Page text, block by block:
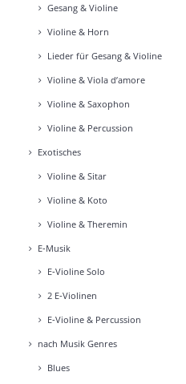
Gesang & Vio­li­ne
Vio­li­ne & Horn
Lie­der für Gesang & Vio­li­ne
Vio­li­ne & Vio­la d’a­mo­re
Vio­li­ne & Saxo­phon
Vio­li­ne & Per­cus­sion
Exo­ti­sches
Vio­li­ne & Sitar
Vio­li­ne & Koto
Vio­li­ne & The­re­min
E‑Musik
E‑Violine Solo
2 E‑Violinen
E‑Violine & Per­cus­sion
nach Musik Gen­res
Blues